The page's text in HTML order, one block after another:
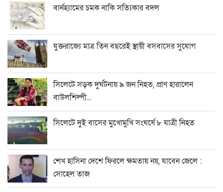
বার্নহ্যামের চমক নাকি সত্যিকার বদল
যুক্তরাজ্যে মাত্র তিন বছরেই স্থায়ী বসবাসের সুযোগ
সিলেটে সড়ক দুর্ঘটনায় ৯ জন নিহত, প্রাণ হারালেন
বাউলশিল্পী...
সিলেটে দুই বাসের মুখোমুখি সংঘর্ষে ৮ যাত্রী নিহত
শেখ হাসিনা দেশে ফিরলে ক্ষমতায় নয়, যাবেন জেলে :
সোহেল তাজ